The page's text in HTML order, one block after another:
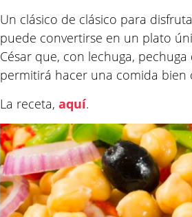
Un clásico de clásico para
puede convertirse en un plato
César que, con lechuga,
permitirá hacer una comida bien
La receta,aquí.